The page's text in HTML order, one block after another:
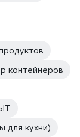
контейнеров
для кухни)